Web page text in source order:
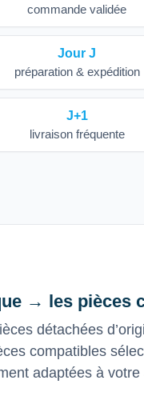
commande validée
Jour J
préparation & expédition
J+1
livraison fréquente
→ les pièces
détachées
compatibles
adaptées à votre